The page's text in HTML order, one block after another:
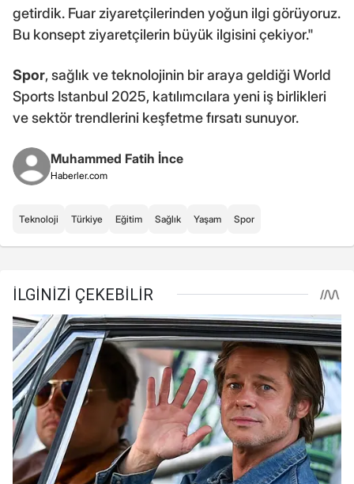
getirdik. Fuar ziyaretçilerinden yoğun ilgi görüyoruz.
Bu konsept ziyaretçilerin büyük ilgisini çekiyor."
Spor, sağlık ve teknolojinin bir araya geldiği World
Sports Istanbul 2025, katılımcılara yeni iş birlikleri
ve sektör trendlerini keşfetme fırsatı sunuyor.
Muhammed Fatih İnce
Haberler.com
Teknoloji Türkiye Eğitim Sağlık Yaşam Spor